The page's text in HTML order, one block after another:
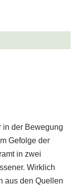
in der Bewegung
Gefolge der
in zwei
Wirklich
aus den Quellen